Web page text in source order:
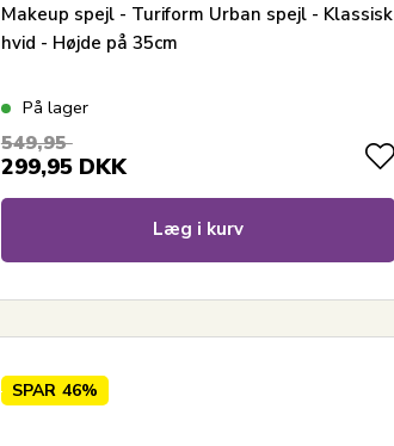
Makeup spejl - Turiform Urban spejl - Klassisk
hvid - Højde på 35cm
På lager
549,95
299,95 DKK
Læg i kurv
SPAR 46%